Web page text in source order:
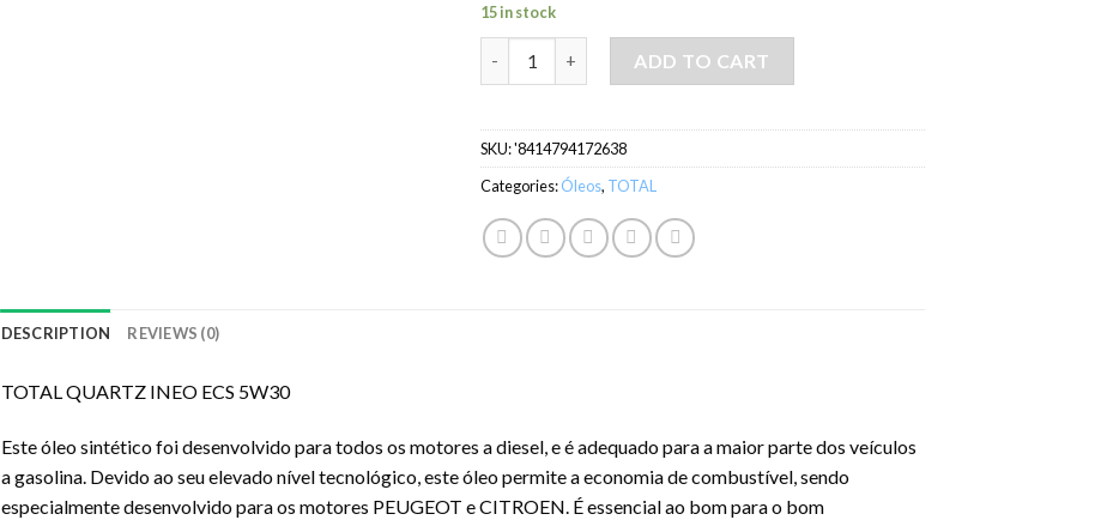
15 in stock
ADD TO CART
SKU:'8414794172638
Categories:Óleos, TOTAL
DESCRIPTION REVIEWS (0)
TOTAL QUARTZ INEO ECS 5W30
Este óleo sintético foi desenvolvido para todos os motores a diesel, e é adequado para a maior parte dos veículos
a gasolina. Devido ao seu elevado nível tecnológico, este óleo permite a economia de combustível, sendo
especialmente desenvolvido para os motores PEUGEOT e CITROEN. É essencial ao bom para o bom